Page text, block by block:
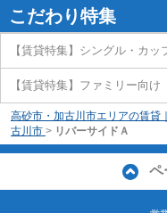
こだわり特集
【賃貸特集】シングル・カッ
【賃貸特集】ファミリー向け
高砂市・加古川市エリアの賃貸
古川市 > リバーサイドＡ
ペ